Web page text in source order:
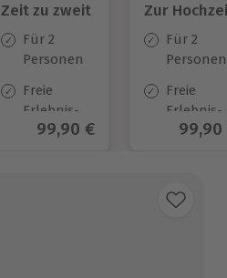
Zeit zu zweit
Für 2
Personen
Freie
Erlebnis-
Auswahl
Aktueller Preis
99,90 €
Zur
Für 2
Personen
Freie
Erlebnis-
Auswahl
99,90